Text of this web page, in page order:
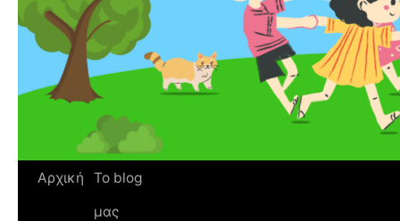
Αρχική
Το blog
μας